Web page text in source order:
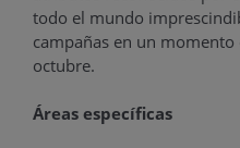
todo el mundo
campañas en un
octubre.
Áreas específicas